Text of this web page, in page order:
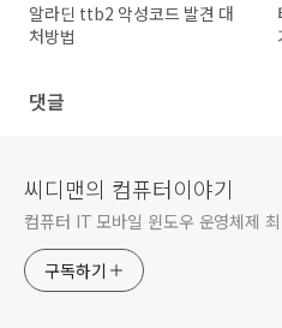
알라딘 ttb2 악성코드 발견 대
처방법
댓글
씨디맨의 컴퓨터이야기
컴퓨터 IT 모바일 윈도우 운영체제
구독하기